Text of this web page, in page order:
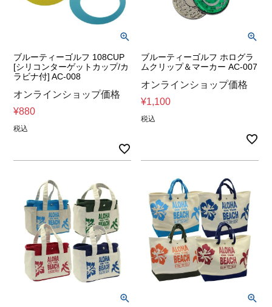
ブルーティーゴルフ 108CUP
[シリコンターゲットカップ/カ
ラビナ付] AC-008
オンラインショップ価格
¥880
税込
ブルーティーゴルフ ホログラ
ムクリップ＆マーカー AC-007
オンラインショップ価格
¥1,100
税込